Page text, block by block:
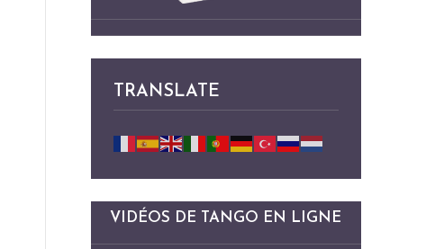
TRANSLATE
VIDÉOS DE TANGO EN LIGNE